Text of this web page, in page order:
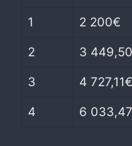
1 2 200€
2 3
3 4 727,11€
4 6